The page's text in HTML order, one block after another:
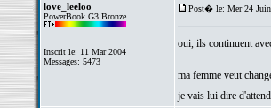
love_leeloo
PowerBook G3 Bronze
Inscrit le: 11 Mar 2004
Messages: 5473
Post� le: Mer 24 Juin
oui, ils continuent
ma femme veut
je vais lui dire